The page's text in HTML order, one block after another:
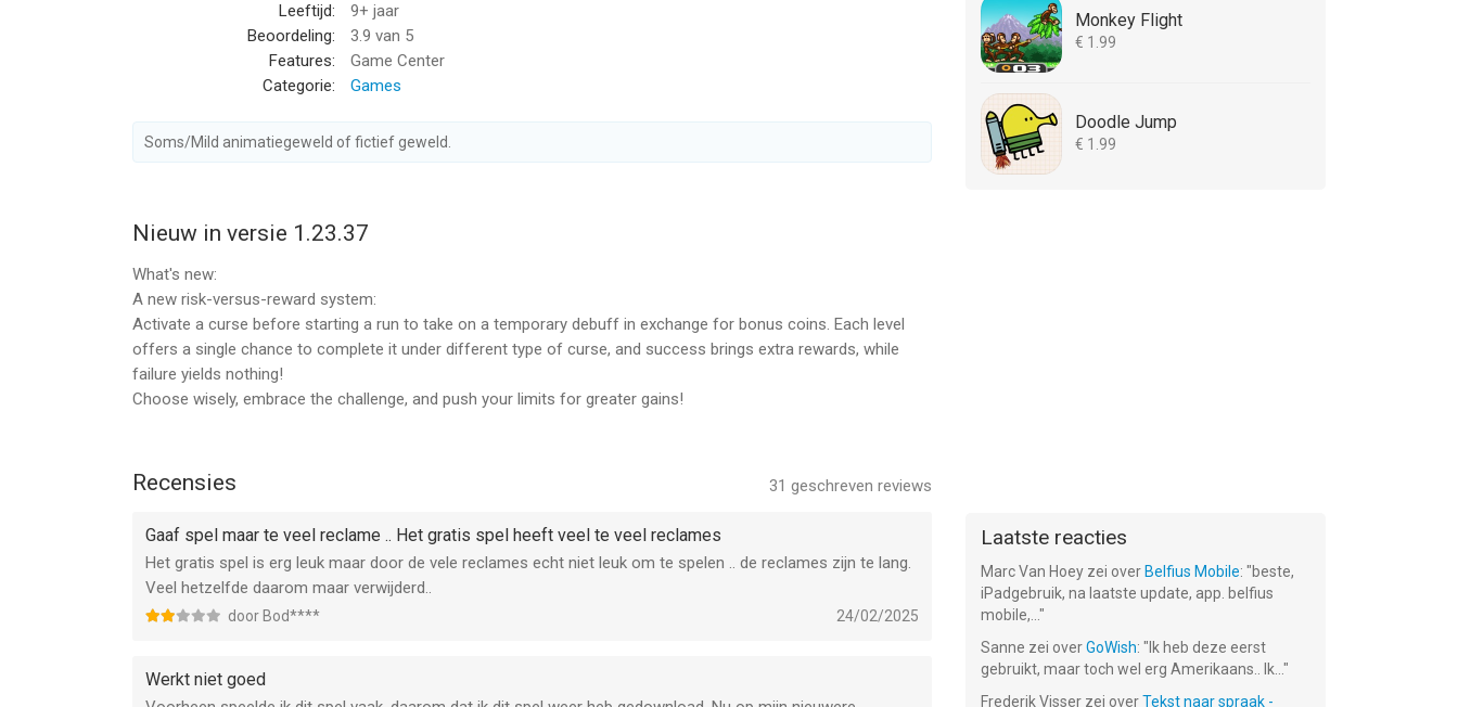
Leeftijd:
9+ jaar
Beoordeling:
3.9 van 5
Features:
Game Center
Categorie:
Games
Soms/Mild animatiegeweld of fictief geweld.
Nieuw in versie 1.23.37
What's new:
A new risk-versus-reward system:
Activate a curse before starting a run to take on a temporary debuff in exchange for bonus coins. Each level
offers a single chance to complete it under different type of curse, and success brings extra rewards, while
failure yields nothing!
Choose wisely, embrace the challenge, and push your limits for greater gains!
31 geschreven reviews
Recensies
Gaaf spel maar te veel reclame .. Het gratis spel heeft veel te veel reclames
Het gratis spel is erg leuk maar door de vele reclames echt niet leuk om te spelen .. de reclames zijn te lang.
Veel hetzelfde daarom maar verwijderd..
door Bod**** 24/02/2025
Werkt niet goed
Monkey Flight
€ 1.99
Doodle Jump
€ 1.99
Laatste reacties
Marc Van Hoey zei over Belfius Mobile: "beste,
iPadgebruik, na laatste update, app. belfius
mobile,... "
Sanne zei overGoWish: " Ik heb deze eerst
gebruikt, maar toch wel erg Amerikaans.. Ik... "
Frederik Visser zei overTekst naar spraak -